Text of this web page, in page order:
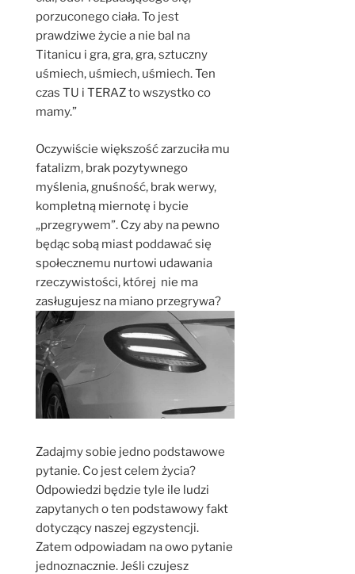
porzuconego ciała. To jest
prawdziwe życie a nie bal na
Titanicu i gra, gra, gra, sztuczny
uśmiech, uśmiech, uśmiech. Ten
czas TU i TERAZ to wszystko co
mamy.”
Oczywiście większość zarzuciła mu
fatalizm, brak pozytywnego
myślenia, gnuśność, brak werwy,
kompletną miernotę i bycie
„przegrywem”. Czy aby na pewno
będąc sobą miast poddawać się
społecznemu nurtowi udawania
rzeczywistości, której nie ma
zasługujesz na miano przegrywa?
Zadajmy sobie jedno podstawowe
pytanie. Co jest celem życia?
Odpowiedzi będzie tyle ile ludzi
zapytanych o ten podstawowy fakt
dotyczący naszej egzystencji.
Zatem odpowiadam na owo pytanie
jednoznacznie. Jeśli czujesz